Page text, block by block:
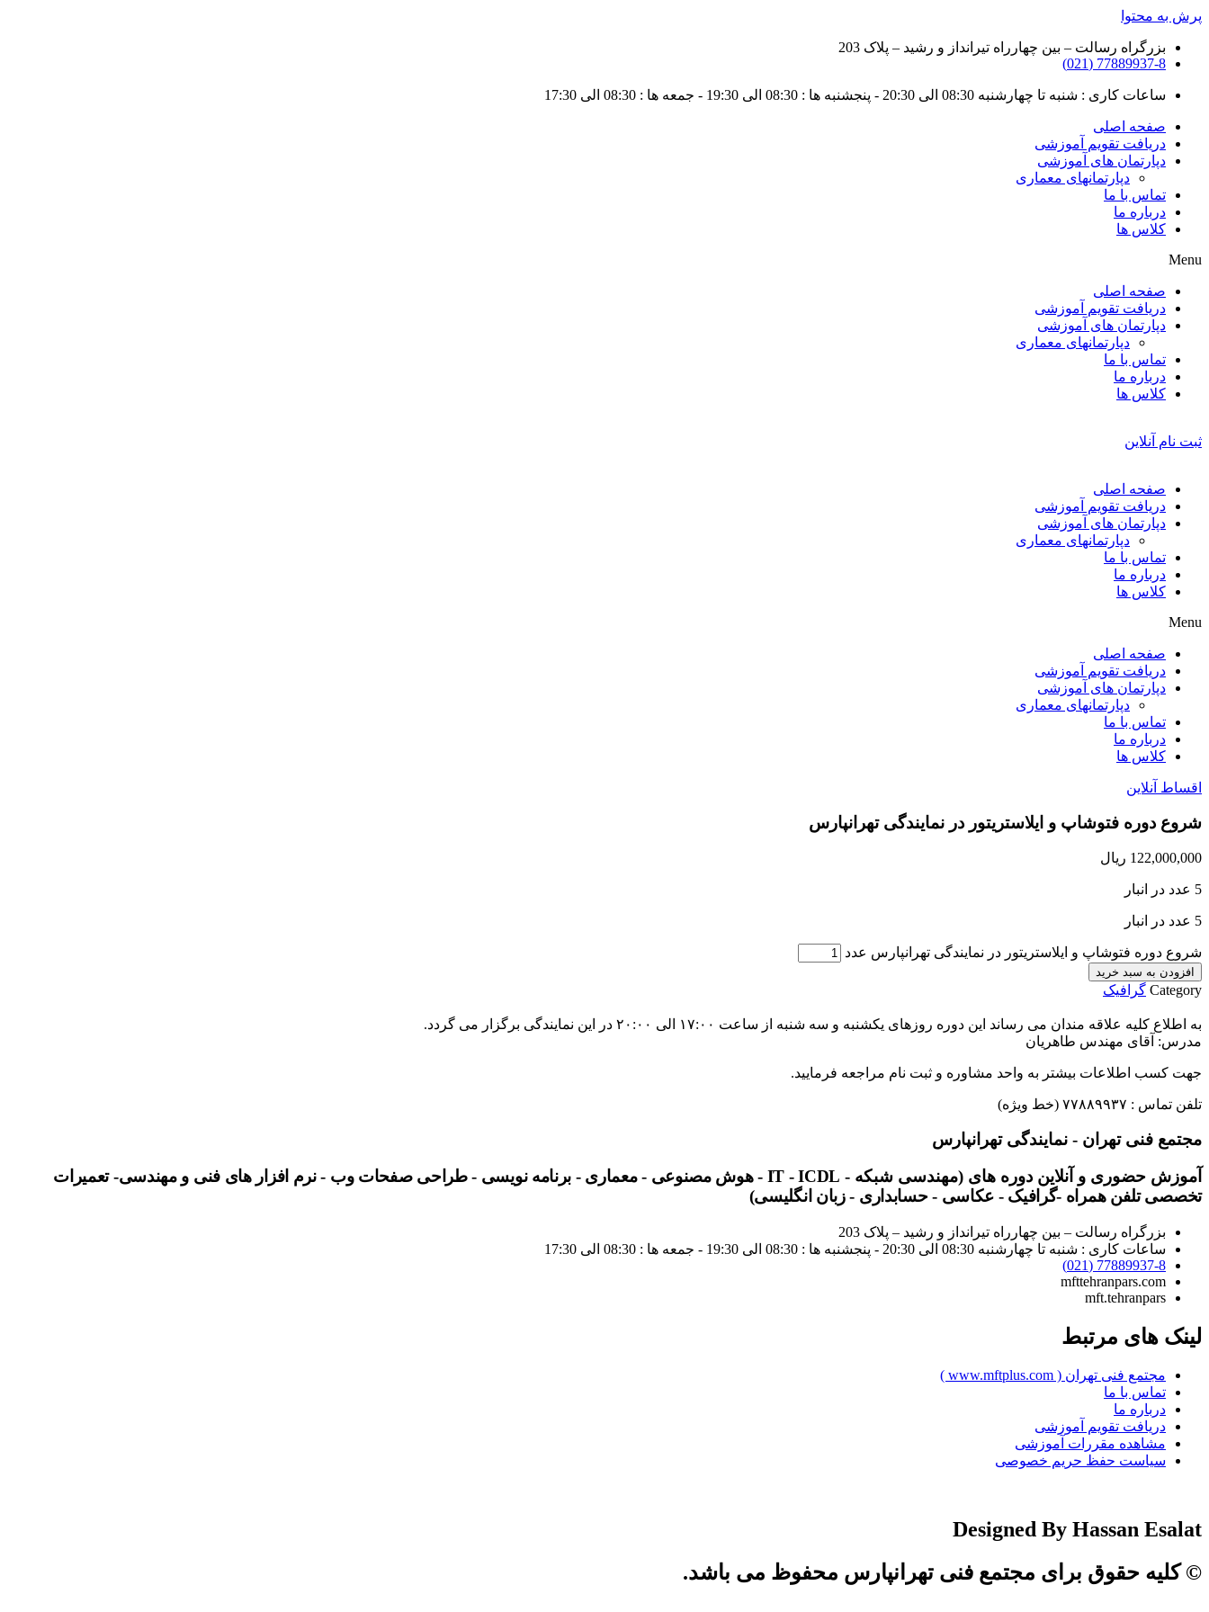
پرش به محتوا
بزرگراه رسالت – بین چهارراه تیرانداز و رشید – پلاک 203
77889937-8 (021)
ساعات کاری : شنبه تا چهارشنبه 08:30 الی 20:30 - پنجشنبه ها : 08:30 الی 19:30 - جمعه ها : 08:30 الی 17:30
صفحه اصلی
دریافت تقویم آموزشی
دپارتمان های آموزشی
دپارتمانهای معماری
تماس با ما
درباره ما
کلاس ها
Menu
صفحه اصلی
دریافت تقویم آموزشی
دپارتمان های آموزشی
دپارتمانهای معماری
تماس با ما
درباره ما
کلاس ها
ثبت نام آنلاین
صفحه اصلی
دریافت تقویم آموزشی
دپارتمان های آموزشی
دپارتمانهای معماری
تماس با ما
درباره ما
کلاس ها
Menu
صفحه اصلی
دریافت تقویم آموزشی
دپارتمان های آموزشی
دپارتمانهای معماری
تماس با ما
درباره ما
کلاس ها
اقساط آنلاین
شروع دوره فتوشاپ و ایلاستریتور در نمایندگی تهرانپارس
122,000,000 ریال
5 عدد در انبار
5 عدد در انبار
شروع دوره فتوشاپ و ایلاستریتور در نمایندگی تهرانپارس عدد
افزودن به سبد خرید
Category گرافیک
به اطلاع کلیه علاقه مندان می رساند این دوره روزهای یکشنبه و سه شنبه از ساعت ۱۷:۰۰ الی ۲۰:۰۰ در این نمایندگی برگزار می گردد.
مدرس: آقای مهندس طاهریان
جهت کسب اطلاعات بیشتر به واحد مشاوره و ثبت نام مراجعه فرمایید.
تلفن تماس : ۷۷۸۸۹۹۳۷ (خط ویژه)
مجتمع فنی تهران - نمایندگی تهرانپارس
آموزش حضوری و آنلاین دوره های (مهندسی شبکه -
IT - ICDL - هوش مصنوعی - معماری - برنامه نویسی - طراحی صفحات وب - نرم افزار های فنی و مهندسی- تعمیرات
تخصصی تلفن همراه -گرافیک - عکاسی - حسابداری - زبان انگلیسی)
بزرگراه رسالت – بین چهارراه تیرانداز و رشید – پلاک 203
ساعات کاری : شنبه تا چهارشنبه 08:30 الی 20:30 - پنجشنبه ها : 08:30 الی 19:30 - جمعه ها : 08:30 الی 17:30
77889937-8 (021)
mfttehranpars.com
mft.tehranpars
لینک های مرتبط
مجتمع فنی تهران ( www.mftplus.com )
تماس با ما
درباره ما
دریافت تقویم آموزشی
مشاهده مقررات آموزشی
سیاست حفظ حریم خصوصی
Designed By Hassan Esalat
© کلیه حقوق برای مجتمع فنی تهرانپارس محفوظ می باشد.